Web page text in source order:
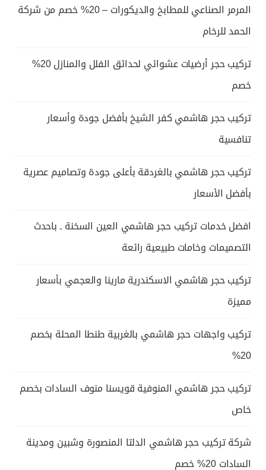
المرمر الصناعي للمطابخ والديكورات – 20% خصم من شركة
الحمد للرخام
تركيب حجر أرضيات عشوائي لحدائق الفلل والمنازل 20%
خصم
تركيب حجر هاشمي كفر الشيخ بأفضل جودة وأسعار
تنافسية
تركيب حجر هاشمي بالغردقة بأعلى جودة وتصاميم عصرية
بأفضل الأسعار
افضل خدمات تركيب حجر هاشمي العين السخنة ـ باحدث
التصميمات وخامات طبيعية رائعة
تركيب حجر هاشمي الاسكندرية مارينا والعجمي بأسعار
مميزة
تركيب واجهات حجر هاشمي بالغربية طنطا المحلة بخصم
20%
تركيب حجر هاشمي المنوفية قويسنا منوف السادات بخصم
خاص
شركة تركيب حجر هاشمي الدلتا المنصورة وشبين ومدينة
السادات 20% خصم